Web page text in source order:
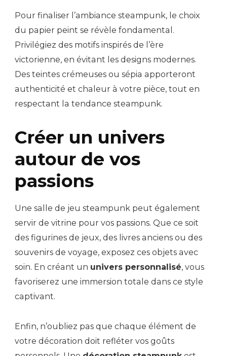
Pour finaliser l’ambiance steampunk, le choix
du papier peint se révèle fondamental.
Privilégiez des motifs inspirés de l’ère
victorienne, en évitant les designs modernes.
Des teintes crémeuses ou sépia apporteront
authenticité et chaleur à votre pièce, tout en
respectant la tendance steampunk.
Créer un univers
autour de vos
passions
Une salle de jeu steampunk peut également
servir de vitrine pour vos passions. Que ce soit
des figurines de jeux, des livres anciens ou des
souvenirs de voyage, exposez ces objets avec
soin. En créant un univers personnalisé, vous
favoriserez une immersion totale dans ce style
captivant.
Enfin, n’oubliez pas que chaque élément de
votre décoration doit refléter vos goûts